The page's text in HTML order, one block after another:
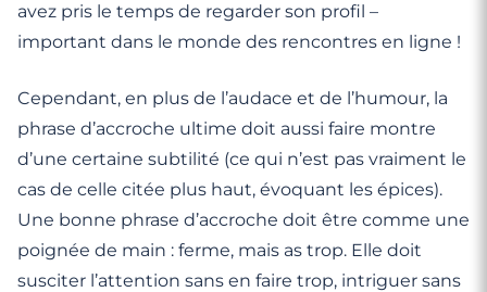
avez pris le temps de regarder son profil –
important dans le monde des rencontres en ligne !
Cependant, en plus de l’audace et de l’humour, la
phrase d’accroche ultime doit aussi faire montre
d’une certaine subtilité (ce qui n’est pas vraiment le
cas de celle citée plus haut, évoquant les épices).
Une bonne phrase d’accroche doit être comme une
poignée de main : ferme, mais as trop. Elle doit
susciter l’attention sans en faire trop, intriguer sans